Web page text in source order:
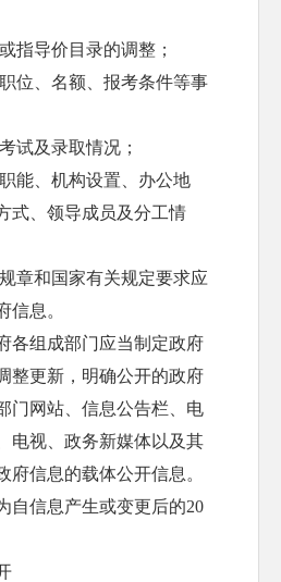
指导价目录的调整；
位、名额、报考条件等事
试及录取情况；
能、机构设置、办公地
式、领导成员及分工情
章和国家有关规定要求应
信息。
各组成部门应当制定政府
整更新，明确公开的政府
门网站、信息公告栏、电
电视、政务新媒体以及其
府信息的载体公开信息。
自信息产生或变更后的20